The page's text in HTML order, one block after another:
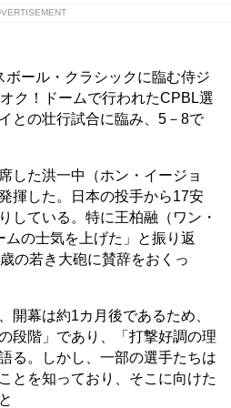
ール・クラシックに臨む侍ジ
ク！ドームで行われたCPBL選
との壮行試合に臨み、5－8で
した洪一中（ホン・イージョ
揮した。日本の投手から17安
している。特に王柏融（ワン・
の士気を上げた」と振り返
の若き大砲に賛辞をおくっ
幕は約1カ月後であるため、
段階」であり、「打撃好調の理
る。しかし、一部の選手たちは
とを知っており、そこに向けた